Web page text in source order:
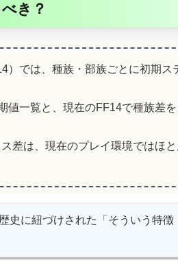
き？
）では、種族・部族ごとに初期ス
値一覧と、現在のFF14で種族差
差は、現在のプレイ環境ではほ
史に紐づけされた「そういう特徴